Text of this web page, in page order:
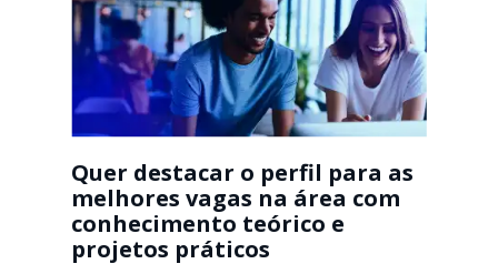
Quer destacar o perfil para as
melhores vagas na área com
conhecimento teórico e
projetos práticos